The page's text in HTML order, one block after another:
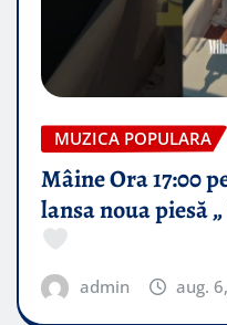
MUZICA POPULARA
Mâine Ora 17:00
lansa noua piesă
admin aug.